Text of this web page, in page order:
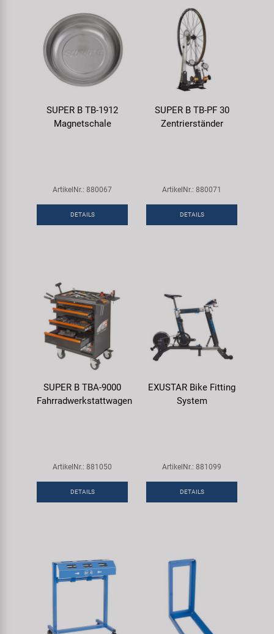
SUPER B TB-1912
Magnetschale
ArtikelNr.: 880067
DETAILS
SUPER B TB-PF 30
Zentrierständer
ArtikelNr.: 880071
DETAILS
SUPER B TBA-9000
Fahrradwerkstattwagen
ArtikelNr.: 881050
DETAILS
EXUSTAR Bike Fitting
System
ArtikelNr.: 881099
DETAILS